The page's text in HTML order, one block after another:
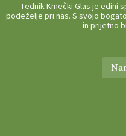
Tednik Kmečki Glas je edini
podeželje pri nas. S svojo
in prijetno